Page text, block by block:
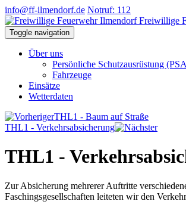
info@ff-ilmendorf.de Notruf: 112
Freiwillige
Toggle navigation
Über uns
Persönliche Schutzausrüstung
Fahrzeuge
Einsätze
Wetterdaten
THL1 - Baum auf Straße
THL1 - Verkehrsabsicherung
THL1 -
Zur Absicherung mehrerer Auftritte
Faschingsgesellschaften leiteten wir den